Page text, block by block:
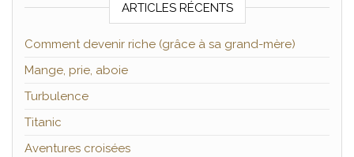
ARTICLES RÉCENTS
Comment devenir riche (grâce à sa grand-mère)
Mange, prie, aboie
Turbulence
Titanic
Aventures croisées